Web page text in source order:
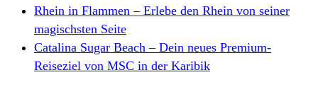
Rhein in Flammen – Erlebe den Rhein von seiner
magischsten Seite
Catalina Sugar Beach – Dein neues Premium-
Reiseziel von MSC in der Karibik